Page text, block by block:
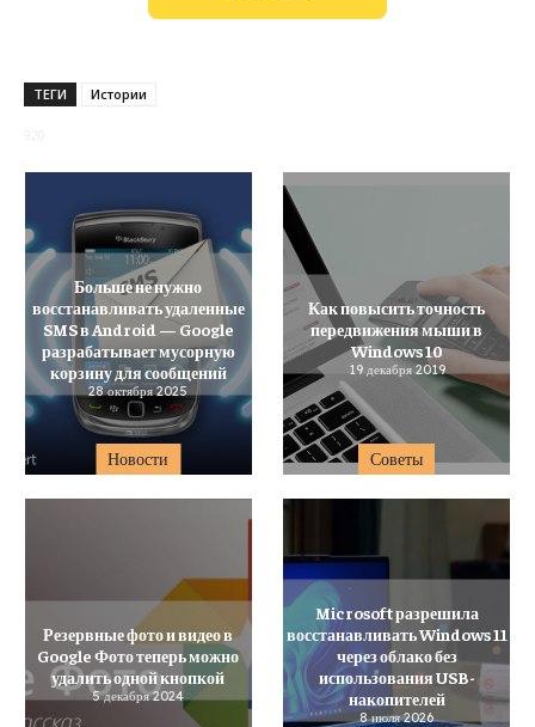
ТЕГИ Истории
Новости
Больше не нужно
восстанавливать удаленные
SMS в Android — Google
разрабатывает мусорную
корзину для сообщений
28 октября 2025
Советы
Как повысить точность
передвижения мыши в
Windows 10
19 декабря 2019
Резервные фото и видео в
Google Фото теперь можно
удалить одной кнопкой
5 декабря 2024
Microsoft разрешила
восстанавливать Windows 11
через облако без
использования USB-
накопителей
8 июля 2026